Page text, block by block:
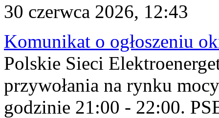
30 czerwca 2026, 12:43
Komunikat o ogłoszeniu
Polskie Sieci
przywołania na rynku
godzinie 21:00 - 22:00.